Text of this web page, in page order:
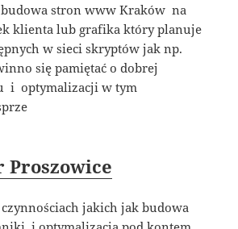
stron www Kraków na
klienta lub grafika który planuje
w sieci skryptów jak np.
się pamiętać o dobrej
i optymalizacji w tym
Proszowice
czynnościach jakich jak budowa